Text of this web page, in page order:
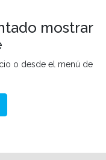
mostrar
o desde el menú de